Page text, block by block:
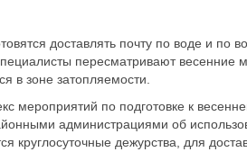
доставлять почту по воде и по
пересматривают
в зоне затопляемости.
мероприятий по подготовке к
администрациями об
круглосуточные дежурства, для